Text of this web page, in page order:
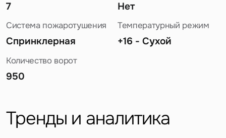
7 Нет
Система пожаротушения
Спринклерная
Температурный режим
+16 - Сухой
Количество ворот
950
Тренды и аналитика